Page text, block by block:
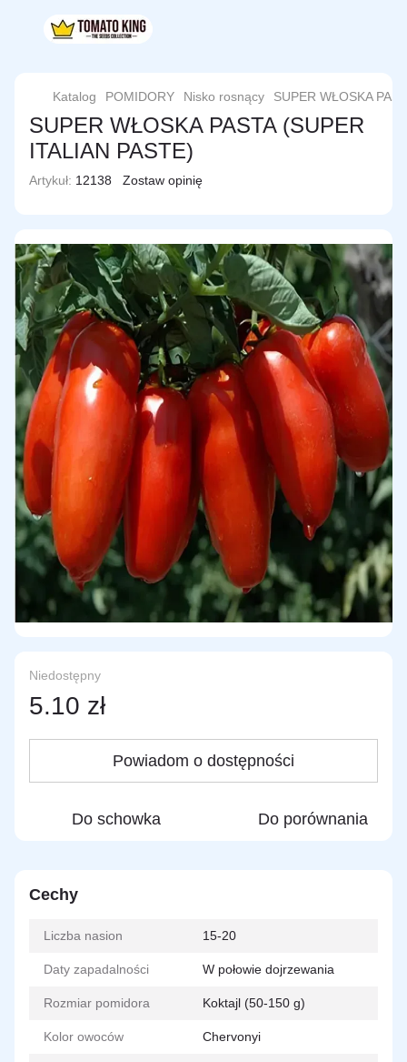
Katalog POMIDORY Nisko rosnący SUPER WŁOSKA
SUPER WŁOSKA PASTA (SUPER
ITALIAN PASTE)
Artykuł: 12138 Zostaw opinię
Niedostępny
5.10 zł
Powiadom o dostępności
Do schowka Do porównania
Cechy
Liczba nasion 15-20
Daty zapadalności W połowie dojrzewania
Rozmiar pomidora Koktajl (50-150 g)
Kolor owoców Chervonyi